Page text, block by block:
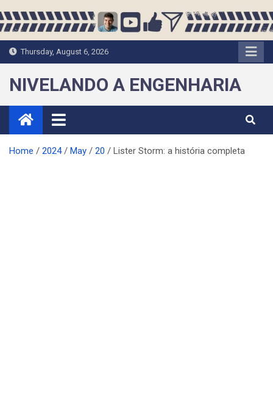
to
Thursday, August 6, 2026
NIVELANDO A ENGENHARIA
Home 2024 May 20 Lister Storm: a história completa